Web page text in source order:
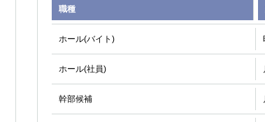
職種
ホール(バイト)
ホール(社員)
幹部候補
関内
新横浜
藤沢 平塚
小田原
関内
日ノ
茅ヶ崎 たま
厚木
横須賀 桜木町